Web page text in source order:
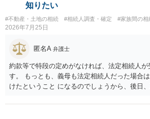
知りたい
#不動産・土地の相続 #相続人調査・確定 #家族間の相
2026年7月25日
匿名A 弁護士
約款等で特段の定めがなければ、法定相続人が
す。 もっとも、義母も法定相続人だった場合
けたということ になるのでしょうから、後日